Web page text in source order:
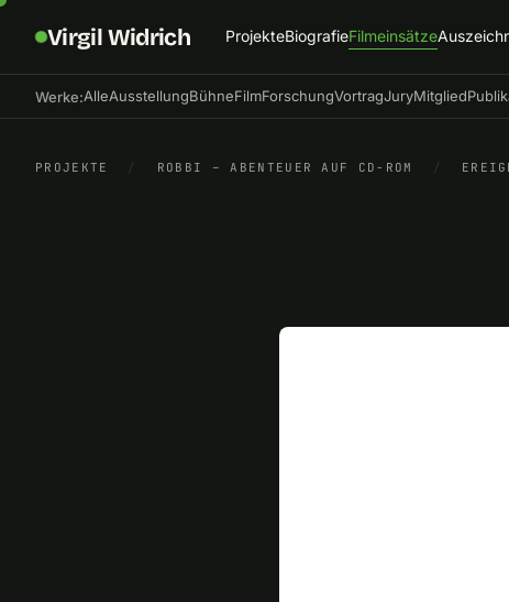
Virgil Widrich ProjekteBiografieFilmeinsätze
Werke:AlleAusstellungBühneFilmForschungVortragJuryMitglied
PROJEKTE / ROBBI – ABENTEUER AUF CD-ROM /